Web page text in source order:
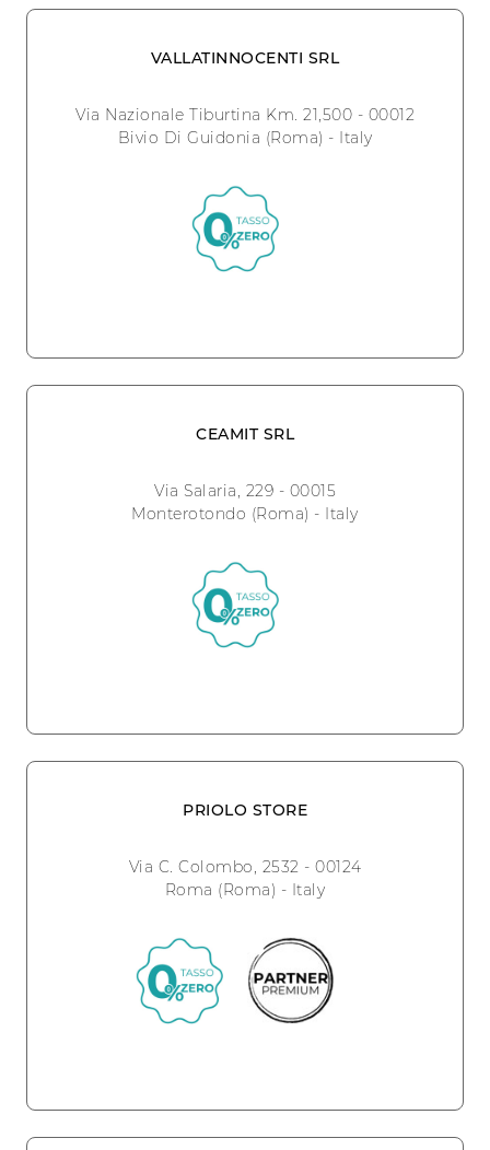
VALLATINNOCENTI SRL
Via Nazionale Tiburtina Km. 21,500 - 00012
Bivio Di Guidonia (Roma) - Italy
CEAMIT SRL
Via Salaria, 229 - 00015
Monterotondo (Roma) - Italy
PRIOLO STORE
Via C. Colombo, 2532 - 00124
Roma (Roma) - Italy